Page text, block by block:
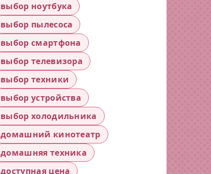
выбор ноутбука
выбор пылесоса
выбор смартфона
выбор телевизора
выбор техники
выбор устройства
выбор холодильника
домашний кинотеатр
домашняя техника
доступная цена